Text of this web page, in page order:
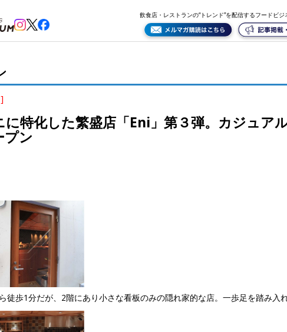
飲食店・レストランの“トレンド”を配信するフードビ
に特化した繁盛店「Eni」第３弾。カジュア
プン
徒歩1分だが、2階にあり小さな看板のみの隠れ家的な店。一歩足を踏み入